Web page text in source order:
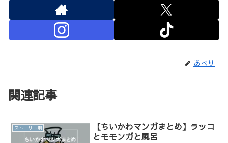
あべり
関連記事
ストーリー別
【ちいかわマンガまとめ】ラッコ
とモモンガと風呂